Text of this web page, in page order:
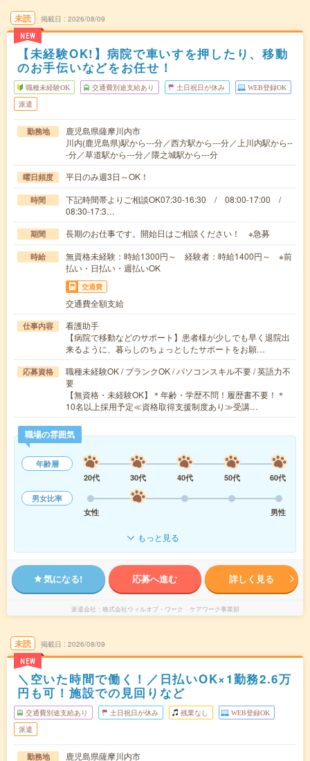
未読
NEW
掲載日 2026/08/09
【未経験OK!】病院で車いすを押したり、移動
のお手伝いなどをお任せ！
職種未経験OK 交通費別途支給あり 土日祝日が休み WEB登録OK
派遣
勤務地
鹿児島県薩摩川内市
川内(鹿児島県)駅から---分／西方駅から---分／上川内駅から--
-分／草道駅から---分／隈之城駅から---分
曜日頻度 平日のみ週3日～OK！
時間
下記時間帯よりご相談OK07:30-16:30 / 08:00-17:00 /
08:30-17:3…
期間 長期のお仕事です。開始日はご相談ください！ ※急募
時給
無資格未経験：時給1300円～ 経験者：時給1400円～ ※前
払い・日払い・週払いOK
交通費
交通費全額支給
仕事内容
看護助手
【病院で移動などのサポート】患者様が少しでも早く退院出
来るように、暮らしのちょっとしたサポートをお願…
応募資格
職種未経験OK / ブランクOK / パソコンスキル不要 / 英語力不
要
【無資格・未経験OK】＊年齢・学歴不問！履歴書不要！＊
10名以上採用予定≪資格取得支援制度あり≫受講…
職場の雰囲気
年齢層
20代
30代 40代 50代
60代
男女比率
女性
男性
もっと見る
気になる! 応募へ進む 詳しく見る
派遣会社 株式会社ウィルオブ・ワーク ケアワーク事業部
未読
NEW
掲載日 2026/08/09
＼空いた時間で働く！／日払いOK×1勤務2.6万
円も可！施設での見回りなど
交通費別途支給あり 土日祝日が休み 残業なし WEB登録OK
派遣
勤務地
鹿児島県薩摩川内市